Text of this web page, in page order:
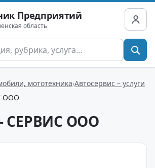
Предприятий
область
мототехника Автосервис – услуги
ООО
СЕРВИС ООО